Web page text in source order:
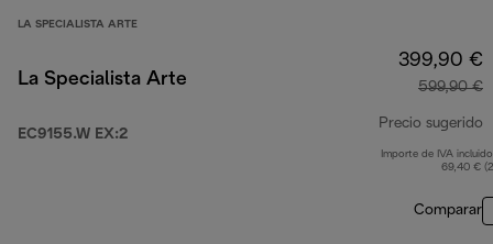
LA SPECIALISTA ARTE
La Specialista Arte
EC9155.W EX:2
399,90 €
599,90 €
Precio sugerido
Importe de IVA
69,40 €
Comparar